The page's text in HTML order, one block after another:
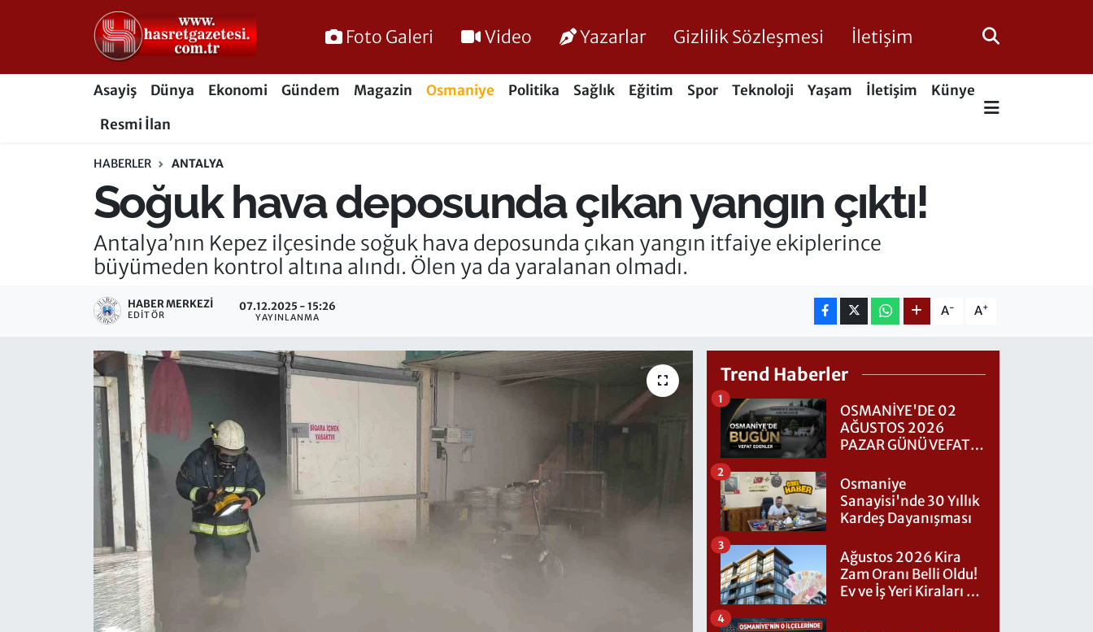
Foto Galeri Video Yazarlar Gizlilik Sözleşmesi İletişim
Asayiş Dünya Ekonomi Gündem Magazin Osmaniye Politika Sağlık Eğitim Spor Teknoloji Yaşam İletişim
Künye
Resmi İlan
HABERLER ANTALYA
Soğuk hava deposunda çıkan yangın çıktı!
Antalya’nın Kepez ilçesinde soğuk hava deposunda çıkan yangın itfaiye ekiplerince
büyümeden kontrol altına alındı. Ölen ya da yaralanan olmadı.
HABER MERKEZI
EDITÖR
07.12.2025 - 15:26
YAYINLANMA A- A+
Trend Haberler
OSMANİYE'DE 02
AĞUSTOS 2026
PAZAR GÜNÜ VEFAT
1
Osmaniye
Sanayisi'nde 30 Yıllık
Kardeş Dayanışması
2
Ağustos 2026 Kira
Zam Oranı Belli Oldu!
Ev ve İş Yeri Kiraları Ne
3
4
Osmaniye Nöbetçi Eczaneler
Osmaniye Hava Durumu
Süper Lig Puan Durumu ve Fikstür
Tüm Manşetler
Son Dakika Haberleri
Haber Arşivi